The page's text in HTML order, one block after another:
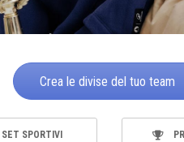
Crea le divise del tuo team
SET SPORTIVI